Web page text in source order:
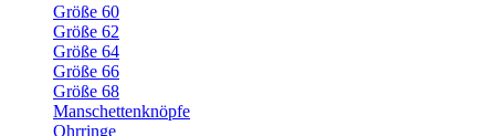
Größe 60
Größe 62
Größe 64
Größe 66
Größe 68
Manschettenknöpfe
Ohrringe